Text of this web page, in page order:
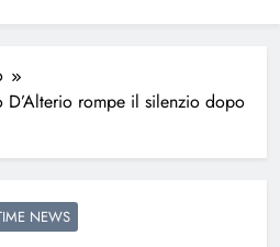
rompe il silenzio dopo
NEWS